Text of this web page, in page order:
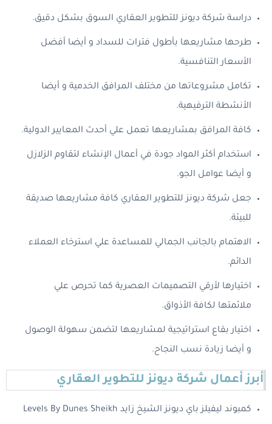
دراسة شركة ديونز للتطوير العقاري السوق بشكل دقيق.
طرحها مشاريعها بأطول فترات للسداد و أيضا أفضل
الأسعار التنافسية.
تكامل مشروعاتها من مختلف المرافق الخدمية و أيضا
الأنشطة الترفيهية.
كافة المرافق بمشاريعها تعمل علي أحدث المعايير الدولية.
استخدام أكثر المواد جودة في أعمال الإنشاء لتقاوم الزلازل
و أيضا عوامل الجو.
جعل شركة ديونز للتطوير العقاري كافة مشاريعها صديقة
للبيئة.
الاهتمام بالجانب الجمالي للمساعدة علي استرخاء العملاء
الدائم.
اختيارها لأرقي التصميمات العصرية كما تحرص علي
ملائمتها لكافة الأذواق.
اختيار بقاع استراتيجية لمشاريعها لتضمن سهولة الوصول
و أيضا زيادة نسب النجاح.
أبرز أعمال شركة ديونز للتطوير العقاري
كمبوند ليفيلز باي ديونز الشيخ زايد Levels By Dunes Sheikh